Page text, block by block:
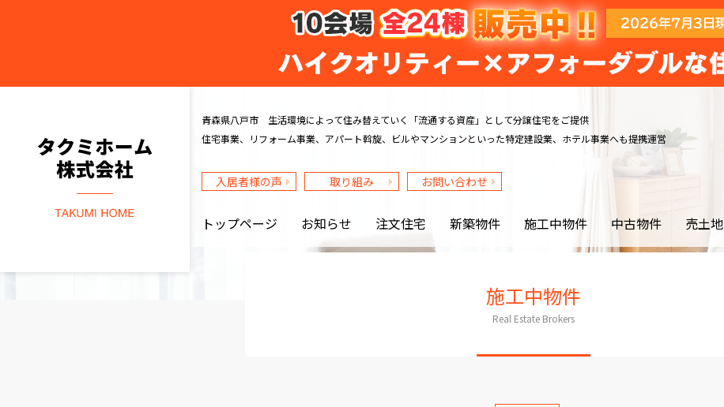
青森県八戸市 生活環境によって住み替えていく
「流通する資産」として分譲住宅をご提供
住宅事業、リフォーム事業、アパート斡旋、ビルやマンションといった特定建設業、ホテル事業へも提携運営
入居者様の声 取り組み お問い合わせ
トップページ お知らせ 注文住宅 新築物件 施工中物件 中古物件 売土地
施工中物件
Real Estate Brokers